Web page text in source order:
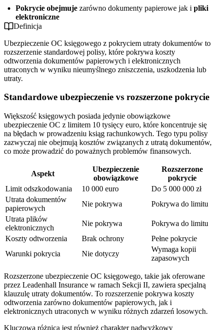
Pokrycie obejmuje zarówno dokumenty papierowe jak i pliki
elektroniczne
Definicja
Ubezpieczenie OC księgowego z pokryciem utraty dokumentów to
rozszerzenie standardowej polisy, które pokrywa koszty
odtworzenia dokumentów papierowych i elektronicznych
utraconych w wyniku nieumyślnego zniszczenia, uszkodzenia lub
utraty.
Standardowe ubezpieczenie vs rozszerzone pokrycie
Większość księgowych posiada jedynie obowiązkowe
ubezpieczenie OC z limitem 10 tysięcy euro, które koncentruje się
na błędach w prowadzeniu ksiąg rachunkowych. Tego typu polisy
zazwyczaj nie obejmują kosztów związanych z utratą dokumentów,
co może prowadzić do poważnych problemów finansowych.
Aspekt
Ubezpieczenie
obowiązkowe
Rozszerzone
pokrycie
Limit odszkodowania
10 000 euro
Do 5 000 000 zł
Utrata dokumentów
papierowych
Nie pokrywa
Pokrywa do limitu
Utrata plików
elektronicznych
Nie pokrywa
Pokrywa do limitu
Koszty odtworzenia
Brak ochrony
Pełne pokrycie
Warunki pokrycia
Nie dotyczy
Wymaga kopii
zapasowych
Rozszerzone ubezpieczenie OC księgowego, takie jak oferowane
przez Leadenhall Insurance w ramach Sekcji II, zawiera specjalną
klauzulę utraty dokumentów. To rozszerzenie pokrywa koszty
odtworzenia zarówno dokumentów papierowych, jak i
elektronicznych utraconych w wyniku różnych zdarzeń losowych.
Kluczową różnicą jest również charakter nadwyżkowy